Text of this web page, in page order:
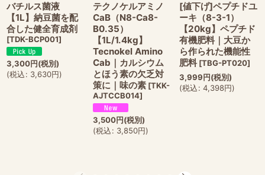
バチルス菌液
【1L】納豆菌を配
合した健全育成剤
[TDK-BCP001]
3,300円(税別)
(税込: 3,630円)
テクノケルアミノ
CaB（N8-Ca8-
B0.35）
【1L/1.4kg】
Tecnokel Amino
Cab｜カルシウム
とほう素の欠乏対
策に｜味の素 [TKK-
AJTCCB014]
3,500円(税別)
(税込: 3,850円)
[値下げ]ペプチドユ
ーキ（8-3-1）
【20kg】ペプチド
有機肥料｜大豆か
ら作られた機能性
肥料 [TBG-PT020]
3,999円(税別)
(税込: 4,398円)